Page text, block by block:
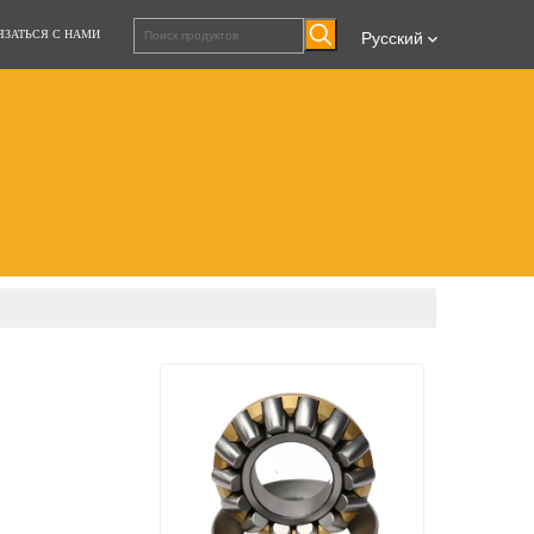
С НАМИ Pусский